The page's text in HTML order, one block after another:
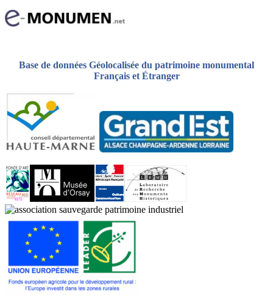
Base de données Géolocalisée du patrimoine monumental
Français et Étranger